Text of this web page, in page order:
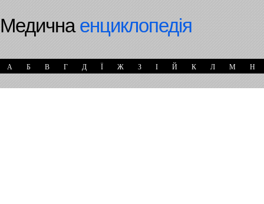
Медичнаенциклопедія
А Б В Г Д Ї Ж З І Й К Л М Н